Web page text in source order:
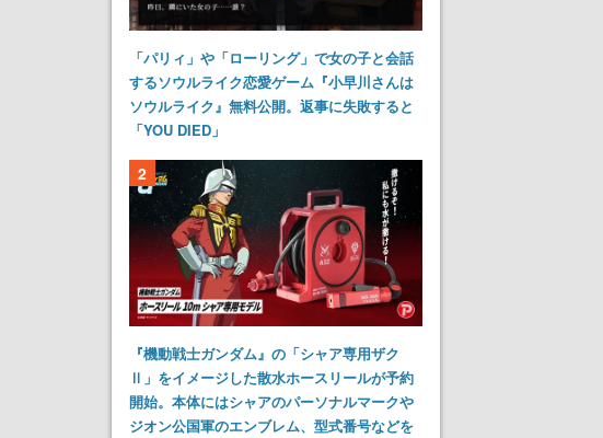
「パリィ」や「ローリング」で女の子と会話
するソウルライク恋愛ゲーム『小早川さんは
ソウルライク』無料公開。返事に失敗すると
「YOU DIED」
2
『機動戦士ガンダム』の「シャア専用ザク
Ⅱ」をイメージした散水ホースリールが予約
開始。本体にはシャアのパーソナルマークや
ジオン公国軍のエンブレム、型式番号などを